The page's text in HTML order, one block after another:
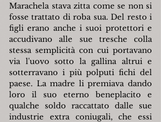
Marachela stava zitta come se non si
fosse trattato di roba sua. Del resto i
figli erano anche i suoi protettori e
accudivano alle sue tresche colla
stessa semplicità con cui portavano
via l'uovo sotto la gallina altrui e
sotterravano i più polputi fichi del
paese. La madre li premiava dando
loro il suo eterno beneplacito e
qualche soldo raccattato dalle sue
industrie extra coniugali, che essi